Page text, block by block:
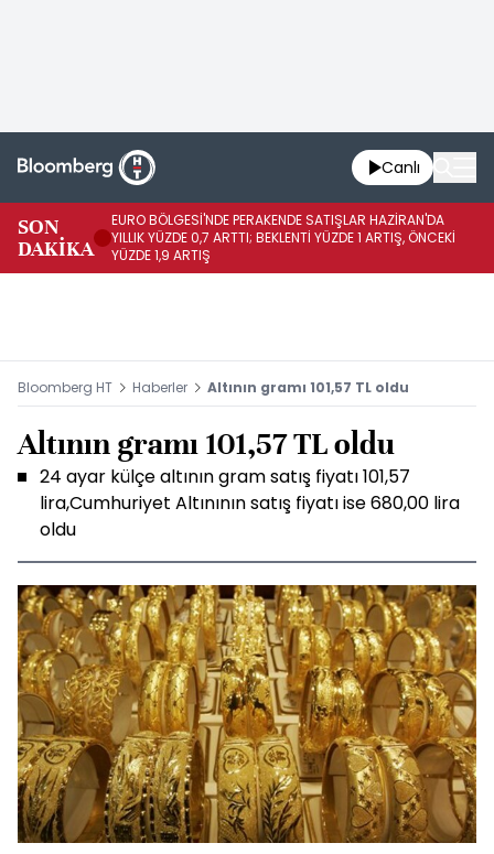
Canlı
SON
DAKİKA
EURO BÖLGESİ'NDE PERAKENDE SATIŞLAR HAZİRAN'DA
YILLIK YÜZDE 0,7 ARTTI; BEKLENTİ YÜZDE 1 ARTIŞ, ÖNCEKİ
YÜZDE 1,9 ARTIŞ
Bloomberg HT Haberler Altının gramı 101,57 TL oldu
Altının gramı 101,57 TL oldu
24 ayar külçe altının gram satış fiyatı 101,57
lira,Cumhuriyet Altınının satış fiyatı ise 680,00 lira
oldu